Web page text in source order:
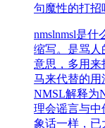
句魔性的打招
nmslnmsl是什
缩写。是骂人
意思，多用来
马来代替的
NMSL解释为
理会谣言与中
象话一样，已